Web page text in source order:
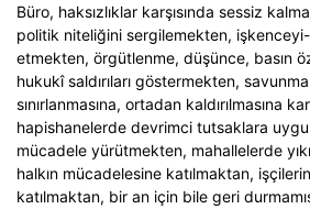
Büro, haksızlıklar karşısında sessiz
politik niteliğini sergilemekten,
etmekten, örgütlenme, düşünce, basın
hukukî saldırıları göstermekten, savunma
sınırlanmasına, ortadan kaldırılmasına
hapishanelerde devrimci tutsaklara
mücadele yürütmekten, mahallelerde
halkın mücadelesine katılmaktan,
katılmaktan, bir an için bile geri